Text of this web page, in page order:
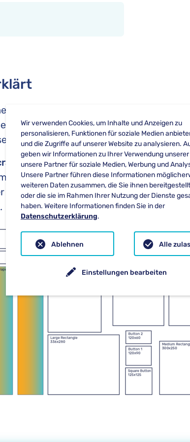
besondere Familie der
.
eine unterschiedliche Breite. Meist
gibt es einen so genannten Half
einer Breite von 300 Pixel. Daneben
Breite von 160 Pixel und den
Wir verwenden Cookies, um Inhalte und Anzeigen zu
personalisieren, Funktionen für soziale Medien
und die Zugriffe auf unserer Website zu analysieren.
geben wir Informationen zu Ihrer Verwendung unserer
unsere Partner für soziale Medien, Werbung und
Unsere Partner führen diese Informationen
weiteren Daten zusammen, die Sie ihnen
oder die sie im Rahmen Ihrer Nutzung der Dienste
haben. Weitere Informationen finden Sie in der
Datenschutzerklärung.
Einstellungen bearbeiten
Ablehnen Alle